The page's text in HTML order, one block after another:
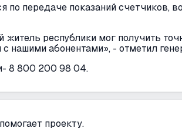
передаче показаний счетчиков,
республики мог получить
нашими абонентами», - отметил
8 800 200 98 04.
проекту.